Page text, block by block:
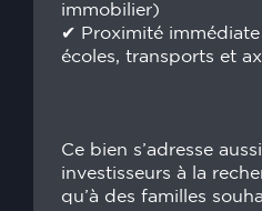
immobilier)
✔ Proximité
écoles, transports et
Ce bien s’adresse
investisseurs à la
qu’à des familles